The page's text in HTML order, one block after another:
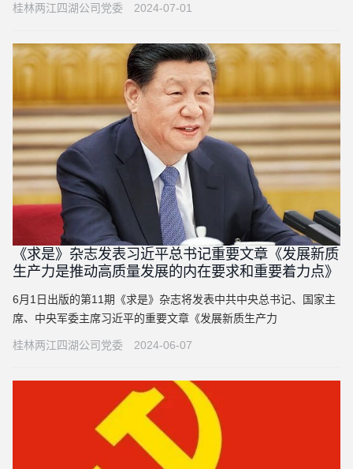
桂林两江四湖公司党委 2024-07-01
《求是》杂志发表习近平总书记重要文章《发展新质
生产力是推动高质量发展的内在要求和重要着力点》
6月1日出版的第11期《求是》杂志将发表中共中央总书记、国家主
席、中央军委主席习近平的重要文章《发展新质生产力
桂林两江四湖公司党委 2024-06-07